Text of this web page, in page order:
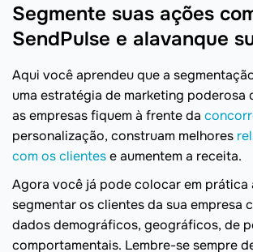
Segmente suas ações
SendPulse e alavanque
Aqui você aprendeu que a
uma estratégia de marketing poderosa
as empresas fiquem à frente da
personalização, construam melhores
com os clientese aumentem a receita.
Agora você já pode colocar em prática
segmentar os clientes da sua empresa
dados demográficos, geográficos, de
comportamentais. Lembre-se sempre